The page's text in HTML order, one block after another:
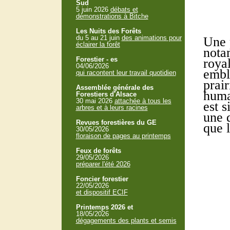
Une
est
une
que
Sud
5 juin 2026 débats et
démonstrations à Bitche
Les Nuits des Forêts
du 5 au 21 juin des animations pour
éclairer la forêt
Forestier - es
04/06/2026
qui racontent leur travail quotidien
Assemblée générale des
Forestiers d'Alsace
30 mai 2026 attachée à tous les
arbres et à leurs racines
Revues forestières du GE
30/05/2026
floraison de pages au printemps
Feux de forêts
29/05/2026
préparer l'été 2026
Foncier forestier
22/05/2026
et dispositif ECIF
Printemps 2026 et
18/05/2026
dégagements des plants et semis